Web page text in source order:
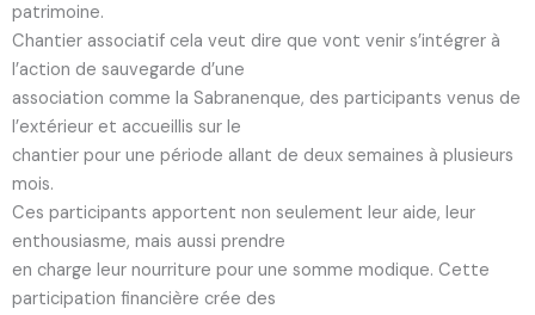
patrimoine.
Chantier associatif cela veut dire que vont venir s’intégrer à
l’action de sauvegarde d’une
association comme la Sabranenque, des participants venus de
l’extérieur et accueillis sur le
chantier pour une période allant de deux semaines à plusieurs
mois.
Ces participants apportent non seulement leur aide, leur
enthousiasme, mais aussi prendre
en charge leur nourriture pour une somme modique. Cette
participation financière crée des